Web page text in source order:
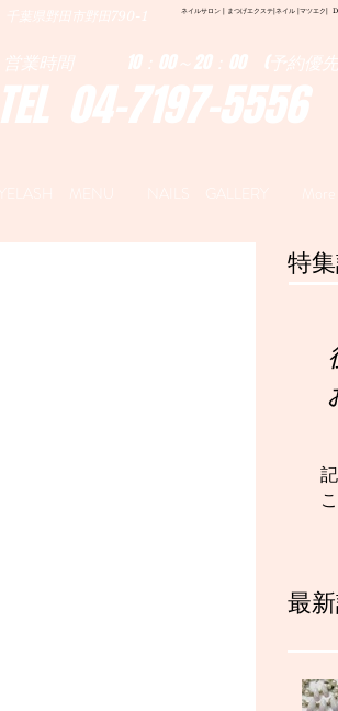
ネイルサロン | まつげエクステ|ネイル |マツエク|
千葉県野田市野田790-1
TEL 04-7197-5556
営業時間 10：00～20：00 (予約優
特
最